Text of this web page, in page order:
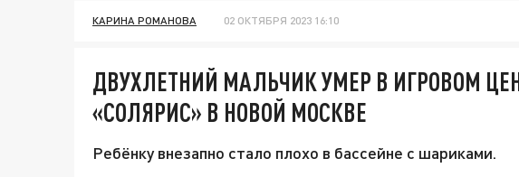
КАРИНА РОМАНОВА 02 ОКТЯБРЯ 2023 16:10
ДВУХЛЕТНИЙ МАЛЬЧИК УМЕР В ИГРОВОМ
«СОЛЯРИС» В НОВОЙ МОСКВЕ
Ребёнку внезапно стало плохо в бассейне с шариками.